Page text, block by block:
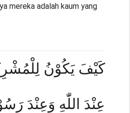
mereka adalah kaum yang
كَيْفَ يَكُوْنُ
عِنْدَ اللّٰهِ وَعِنْدَ